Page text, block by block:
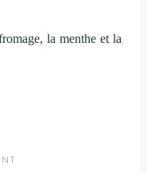
la menthe et la